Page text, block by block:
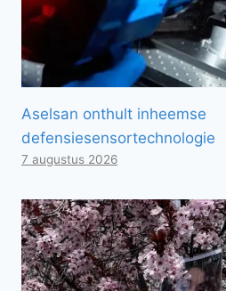
Aselsan onthult inheemse
defensiesensortechnologie
7 augustus 2026